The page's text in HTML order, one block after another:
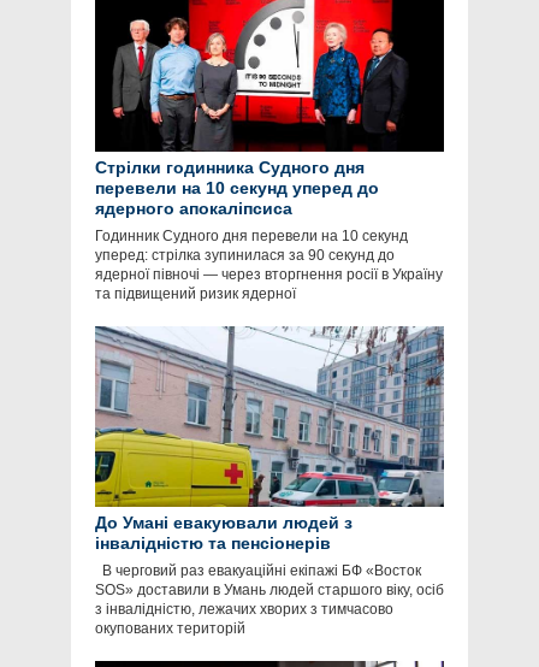
Стрілки годинника Судного дня
перевели на 10 секунд уперед до
ядерного апокаліпсиса
Годинник Судного дня перевели на 10 секунд
уперед: стрілка зупинилася за 90 секунд до
ядерної півночі — через вторгнення росії в Україну
та підвищений ризик ядерної
До Умані евакуювали людей з
інвалідністю та пенсіонерів
В черговий раз евакуаційні екіпажі БФ «Восток
SOS» доставили в Умань людей старшого віку, осіб
з інвалідністю, лежачих хворих з тимчасово
окупованих територій